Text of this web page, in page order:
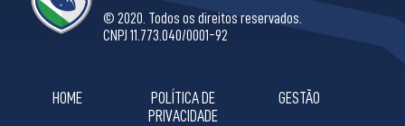
© 2020. Todos os direitos reservados.
CNPJ 11.773.040/0001-92
HOME
POLÍTICA DE
PRIVACIDADE
GESTÃO